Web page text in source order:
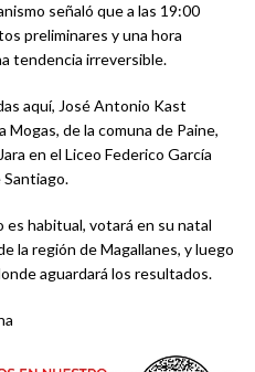
señaló que a las 19:00
preliminares y una hora
tendencia irreversible.
aquí, José Antonio Kast
Mogas, de la comuna de Paine,
en el Liceo Federico García
Santiago.
es habitual, votará en su natal
la región de Magallanes, y luego
aguardará los resultados.